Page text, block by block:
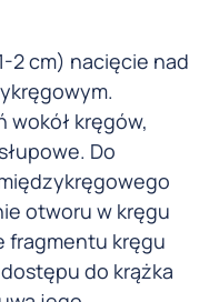
2 cm) nacięcie nad
wokół kręgów,
Do
otworu w kręgu
fragmentu kręgu
do krążka